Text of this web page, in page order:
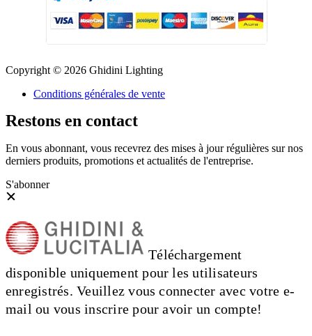
Copyright © 2026 Ghidini Lighting
Conditions générales de vente
Restons en contact
En vous abonnant, vous recevrez des mises à jour régulières sur nos
derniers produits, promotions et actualités de l'entreprise.
S'abonner
Téléchargement
disponible uniquement pour les utilisateurs
enregistrés. Veuillez vous connecter avec votre e-
mail ou vous inscrire pour avoir un compte!